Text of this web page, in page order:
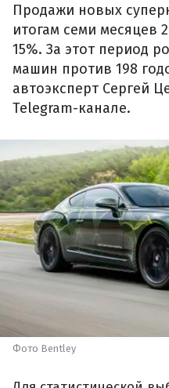
Продажи новых
итогам семи месяцев
15%. За этот период
машин против 198
автоэксперт Сергей
Telegram-канале.
Фото Bentley